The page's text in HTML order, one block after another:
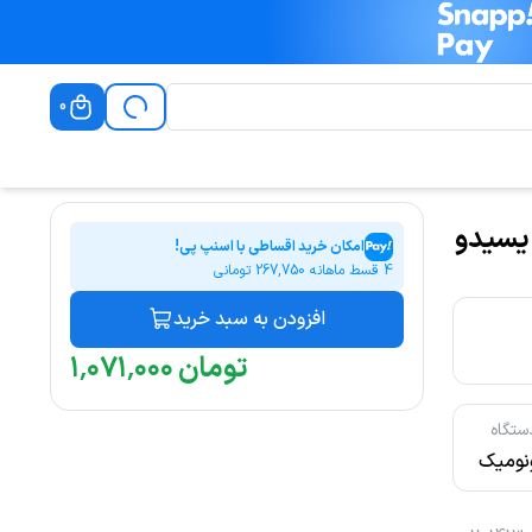
0
هولدر(پایه نگهدارنده) گوشی موبایل C192 یسیدو
امکان خرید اقساطی با اسنپ پی!
4 قسط ماهانه
267,750 تومانی
افزودن به سبد خرید
۱٬۰۷۱٬۰۰۰تومان